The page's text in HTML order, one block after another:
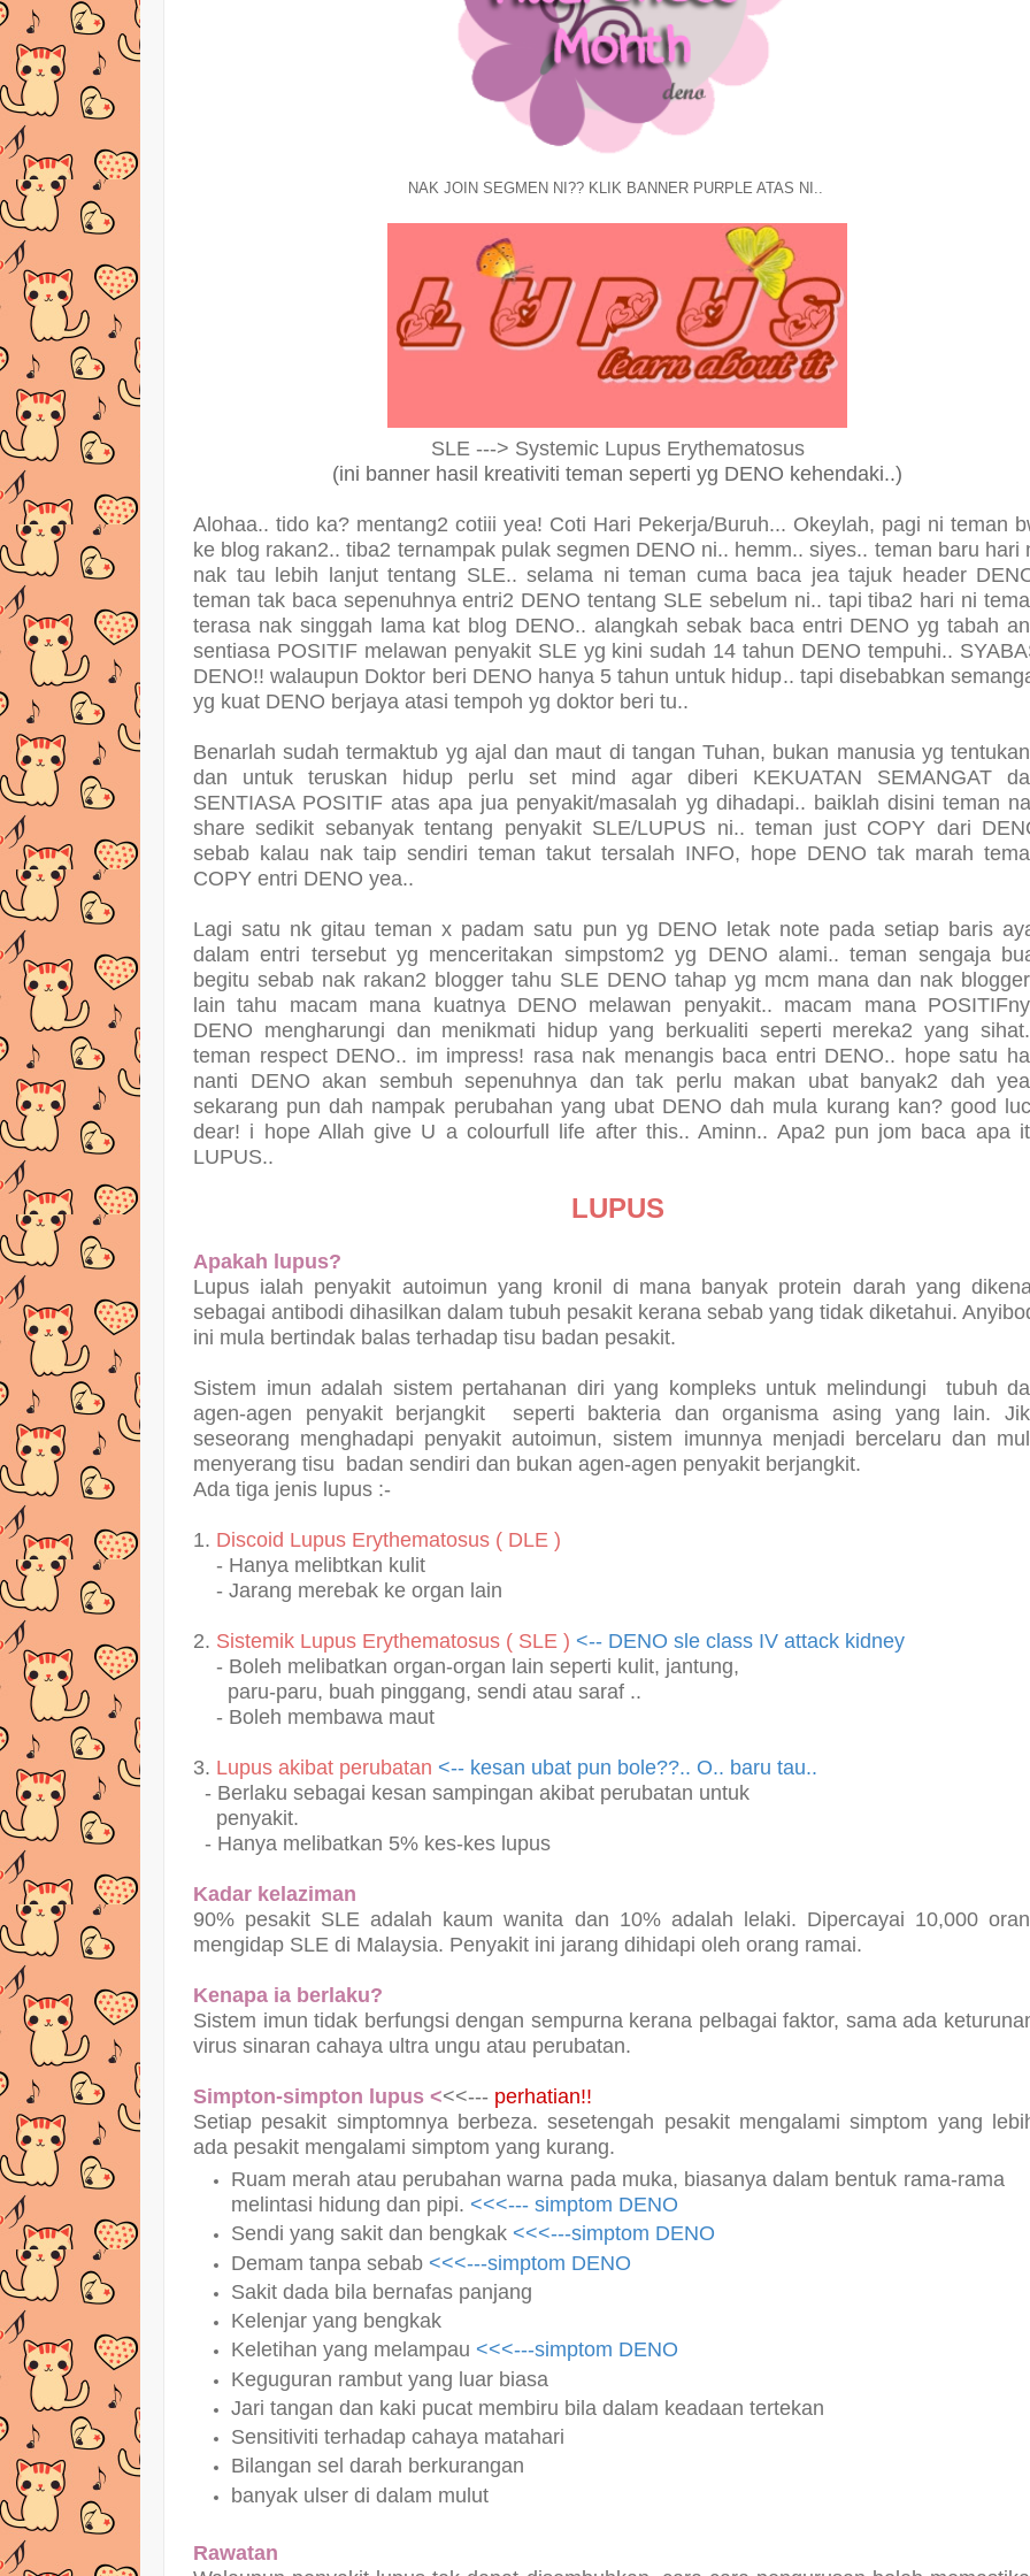
NAK JOIN SEGMEN NI?? KLIK BANNER PURPLE ATAS NI..
SLE ---> Systemic Lupus Erythematosus
(ini banner hasil kreativiti teman seperti yg DENO kehendaki..)
Alohaa.. tido ka? mentang2 cotiii yea! Coti Hari Pekerja/Buruh... Okeylah, pagi ni teman
ke blog rakan2.. tiba2 ternampak pulak segmen DENO ni.. hemm.. siyes.. teman baru hari
nak tau lebih lanjut tentang SLE.. selama ni teman cuma baca jea tajuk header
teman tak baca sepenuhnya entri2 DENO tentang SLE sebelum ni.. tapi tiba2 hari ni
terasa nak singgah lama kat blog DENO.. alangkah sebak baca entri DENO yg tabah
sentiasa POSITIF melawan penyakit SLE yg kini sudah 14 tahun DENO tempuhi..
DENO!! walaupun Doktor beri DENO hanya 5 tahun untuk hidup.. tapi disebabkan
yg kuat DENO berjaya atasi tempoh yg doktor beri tu..
Benarlah sudah termaktub yg ajal dan maut di tangan Tuhan, bukan manusia yg
dan untuk teruskan hidup perlu set mind agar diberi KEKUATAN SEMANGAT
SENTIASA POSITIF atas apa jua penyakit/masalah yg dihadapi.. baiklah disini teman
share sedikit sebanyak tentang penyakit SLE/LUPUS ni.. teman just COPY dari
sebab kalau nak taip sendiri teman takut tersalah INFO, hope DENO tak marah
COPY entri DENO yea..
Lagi satu nk gitau teman x padam satu pun yg DENO letak note pada setiap baris
dalam entri tersebut yg menceritakan simpstom2 yg DENO alami.. teman sengaja
begitu sebab nak rakan2 blogger tahu SLE DENO tahap yg mcm mana dan nak
lain tahu macam mana kuatnya DENO melawan penyakit.. macam mana
DENO mengharungi dan menikmati hidup yang berkualiti seperti mereka2 yang
teman respect DENO.. im impress! rasa nak menangis baca entri DENO.. hope satu
nanti DENO akan sembuh sepenuhnya dan tak perlu makan ubat banyak2 dah
sekarang pun dah nampak perubahan yang ubat DENO dah mula kurang kan? good
dear! i hope Allah give U a colourfull life after this.. Aminn.. Apa2 pun jom baca apa
LUPUS..
LUPUS
Apakah lupus?
Lupus ialah penyakit autoimun yang kronil di mana banyak protein darah yang
sebagai antibodi dihasilkan dalam tubuh pesakit kerana sebab yang tidak diketahui.
ini mula bertindak balas terhadap tisu badan pesakit.
Sistem imun adalah sistem pertahanan diri yang kompleks untuk melindungi tubuh
agen-agen penyakit berjangkit seperti bakteria dan organisma asing yang lain.
seseorang menghadapi penyakit autoimun, sistem imunnya menjadi bercelaru dan
menyerang tisu badan sendiri dan bukan agen-agen penyakit berjangkit.
Ada tiga jenis lupus :-
1. Discoid Lupus Erythematosus ( DLE )
- Hanya melibtkan kulit
- Jarang merebak ke organ lain
2. Sistemik Lupus Erythematosus ( SLE ) <-- DENO sle class IV attack kidney
- Boleh melibatkan organ-organ lain seperti kulit, jantung,
paru-paru, buah pinggang, sendi atau saraf ..
- Boleh membawa maut
3. Lupus akibat perubatan <-- kesan ubat pun bole??.. O.. baru tau..
- Berlaku sebagai kesan sampingan akibat perubatan untuk
penyakit.
- Hanya melibatkan 5% kes-kes lupus
Kadar kelaziman
90% pesakit SLE adalah kaum wanita dan 10% adalah lelaki. Dipercayai 10,000
mengidap SLE di Malaysia. Penyakit ini jarang dihidapi oleh orang ramai.
Kenapa ia berlaku?
Sistem imun tidak berfungsi dengan sempurna kerana pelbagai faktor, sama ada
virus sinaran cahaya ultra ungu atau perubatan.
Simpton-simpton lupus <<<--- perhatian!!
Setiap pesakit simptomnya berbeza. sesetengah pesakit mengalami simptom yang
ada pesakit mengalami simptom yang kurang.
Ruam merah atau perubahan warna pada muka, biasanya dalam bentuk rama-rama
melintasi hidung dan pipi. <<<--- simptom DENO
Sendi yang sakit dan bengkak <<<---simptom DENO
Demam tanpa sebab <<<---simptom DENO
Sakit dada bila bernafas panjang
Kelenjar yang bengkak
Keletihan yang melampau <<<---simptom DENO
Keguguran rambut yang luar biasa
Jari tangan dan kaki pucat membiru bila dalam keadaan tertekan
Sensitiviti terhadap cahaya matahari
Bilangan sel darah berkurangan
banyak ulser di dalam mulut
Rawatan